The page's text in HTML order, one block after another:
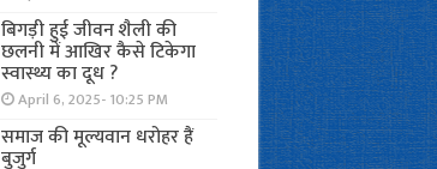
बिगड़ी हुई जीवन शैली की
छलनी में आखिर कैसे टिकेगा
स्वास्थ्य का दूध ?
April 6, 2025- 10:25 PM
समाज की मूल्यवान धरोहर हैं
बुजुर्ग